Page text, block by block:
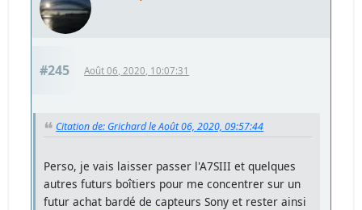
#245 Août 06, 2020, 10:07:31
Citation de: Grichard le Août 06, 2020, 09:57:44
Perso, je vais laisser passer l'A7SIII et quelques
autres futurs boîtiers pour me concentrer sur un
futur achat bardé de capteurs Sony et rester ainsi